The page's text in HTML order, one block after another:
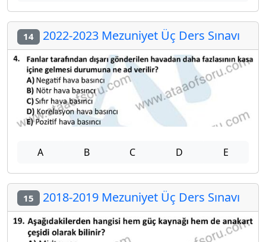
14 2022-2023 Mezuniyet Üç Ders Sınavı
A B C D E
15 2018-2019 Mezuniyet Üç Ders Sınavı